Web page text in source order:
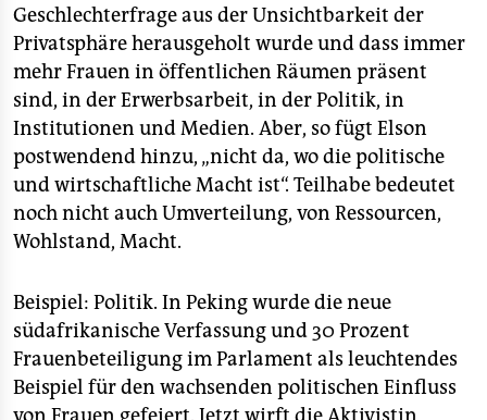
Geschlechterfrage aus der Unsichtbarkeit der
Privatsphäre herausgeholt wurde und dass immer
mehr Frauen in öffentlichen Räumen präsent
sind, in der Erwerbsarbeit, in der Politik, in
Institutionen und Medien. Aber, so fügt Elson
postwendend hinzu, „nicht da, wo die politische
und wirtschaftliche Macht ist“. Teilhabe bedeutet
noch nicht auch Umverteilung, von Ressourcen,
Wohlstand, Macht.
Beispiel: Politik. In Peking wurde die neue
südafrikanische Verfassung und 30 Prozent
Frauenbeteiligung im Parlament als leuchtendes
Beispiel für den wachsenden politischen Einfluss